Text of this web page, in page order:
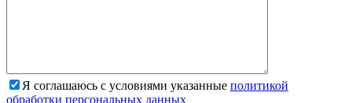
Я соглашаюсь с условиями указанные политикой
обработки персональных данных